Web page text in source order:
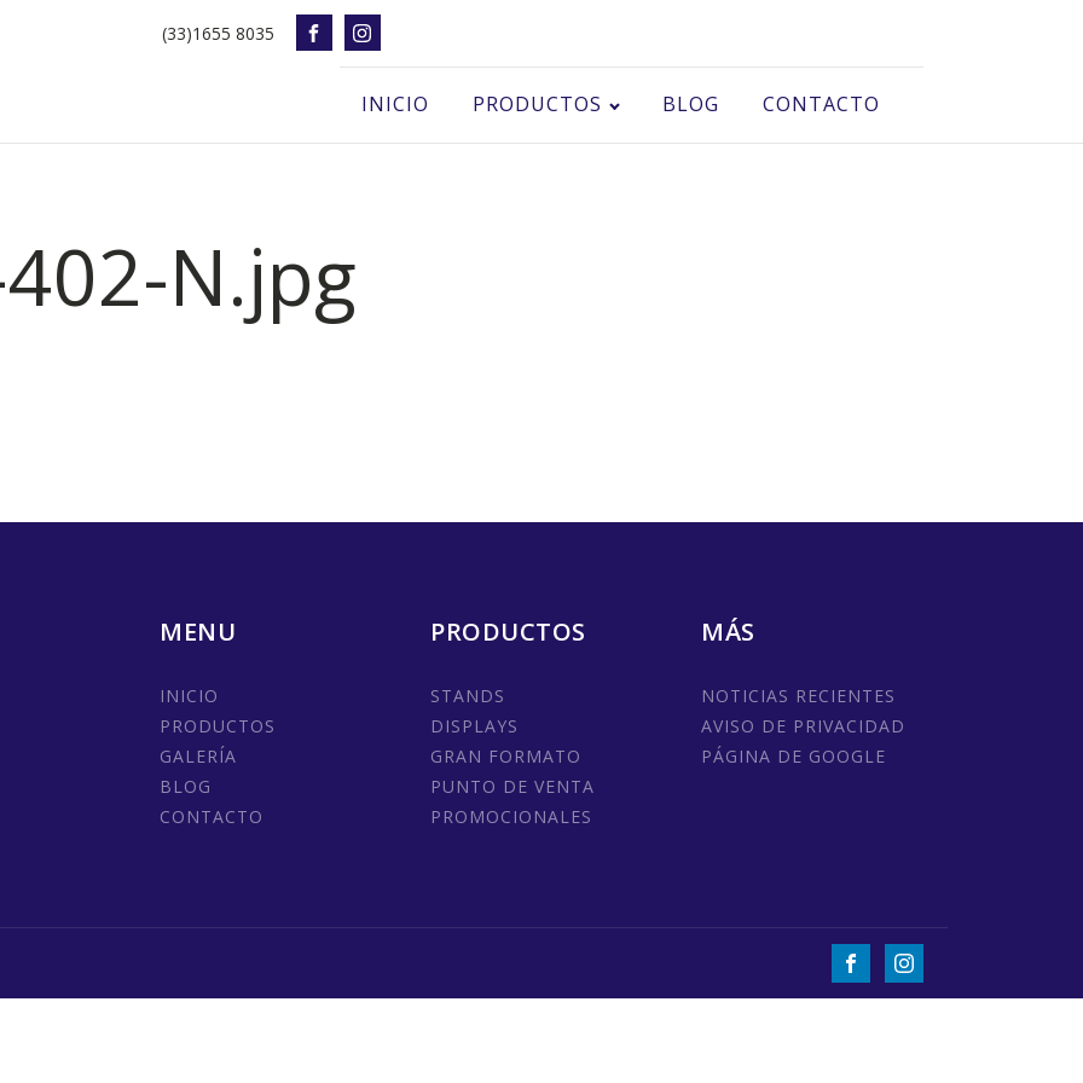
(33)1655 8035
INICIO PRODUCTOS BLOG CONTACTO
N.jpg
MENU
INICIO
PRODUCTOS
GALERÍA
BLOG
CONTACTO
PRODUCTOS
STANDS
DISPLAYS
GRAN FORMATO
PUNTO DE VENTA
PROMOCIONALES
MÁS
NOTICIAS RECIENTES
AVISO DE PRIVACIDAD
PÁGINA DE GOOGLE